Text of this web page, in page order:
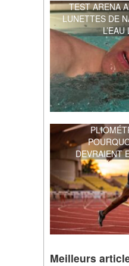
TEST ARENA
LUNETTES DE
DEVRAIENT
Meilleurs